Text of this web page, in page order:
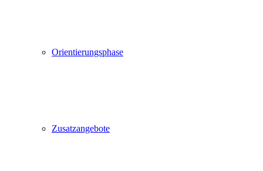
Orientierungsphase
Zusatzangebote